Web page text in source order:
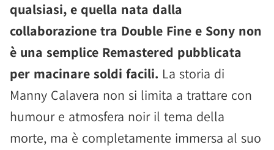
qualsiasi, e quella nata dalla
collaborazione tra Double Fine e Sony non
è una semplice Remastered pubblicata
per macinare soldi facili. La storia di
Manny Calavera non si limita a trattare con
humour e atmosfera noir il tema della
morte, ma è completamente immersa al suo